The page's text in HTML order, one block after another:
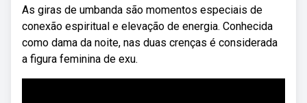
As giras de umbanda são momentos especiais de
conexão espiritual e elevação de energia. Conhecida
como dama da noite, nas duas crenças é considerada
a figura feminina de exu.